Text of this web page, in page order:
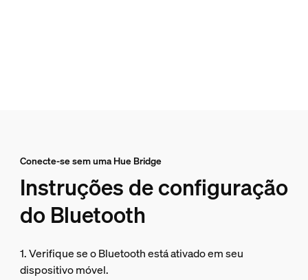
Conecte-se sem uma Hue Bridge
Instruções de configuração
do Bluetooth
1. Verifique se o Bluetooth está ativado em seu
dispositivo móvel.